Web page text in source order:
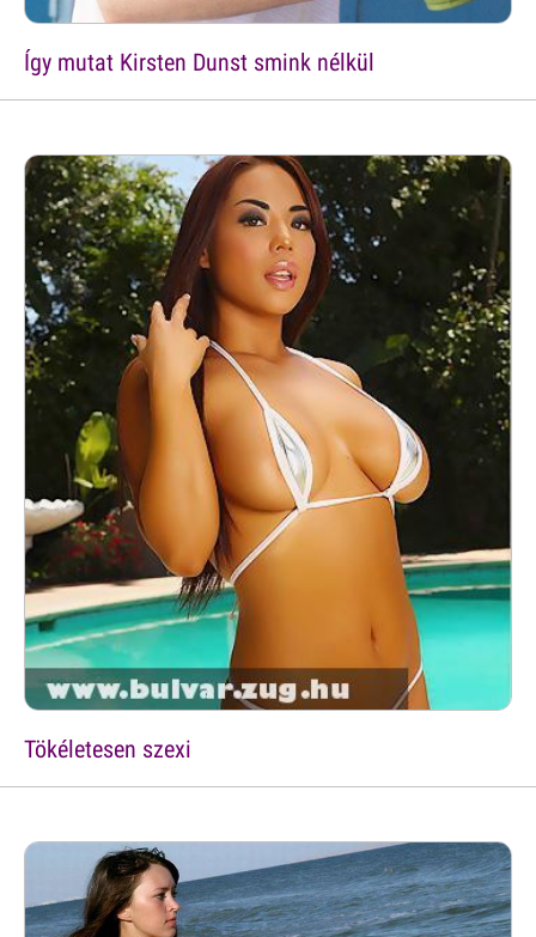
Így mutat Kirsten Dunst smink nélkül
Tökéletesen szexi